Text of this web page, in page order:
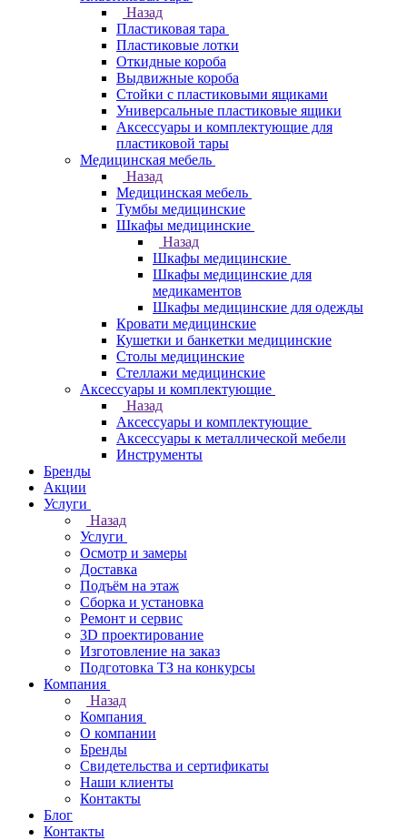
Назад
Пластиковая тара
Пластиковые лотки
Откидные короба
Выдвижные короба
Стойки с пластиковыми ящиками
Универсальные пластиковые ящики
Аксессуары и комплектующие для
пластиковой тары
Медицинская мебель
Назад
Медицинская мебель
Тумбы медицинские
Шкафы медицинские
Назад
Шкафы медицинские
Шкафы медицинские для
медикаментов
Шкафы медицинские для одежды
Кровати медицинские
Кушетки и банкетки медицинские
Столы медицинские
Стеллажи медицинские
Аксессуары и комплектующие
Назад
Аксессуары и комплектующие
Аксессуары к металлической мебели
Инструменты
Бренды
Акции
Услуги
Назад
Услуги
Осмотр и замеры
Доставка
Подъём на этаж
Сборка и установка
Ремонт и сервис
3D проектирование
Изготовление на заказ
Подготовка ТЗ на конкурсы
Компания
Назад
Компания
О компании
Бренды
Свидетельства и сертификаты
Наши клиенты
Контакты
Блог
Контакты